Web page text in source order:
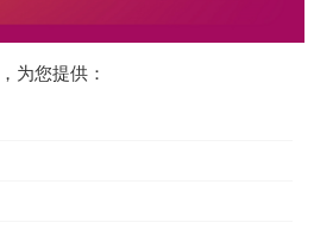
，为您提供：